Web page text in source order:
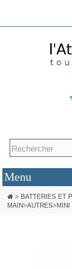
> BATTERIES ET
MAIN>AUTRES>